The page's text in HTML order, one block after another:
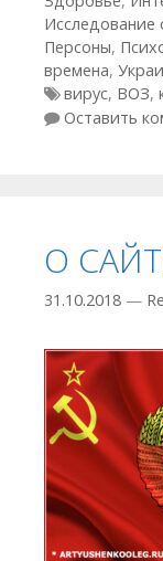
Исследование
Персоны,
времена,
Метки
вирус, ВОЗ,
Оставить
О
31.10.2018 —